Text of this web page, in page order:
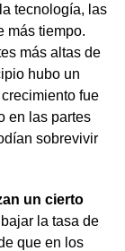
tecnología, las
más tiempo.
más altas de
hubo un
fue
en las partes
sobrevivir
un cierto
la tasa de
que en los